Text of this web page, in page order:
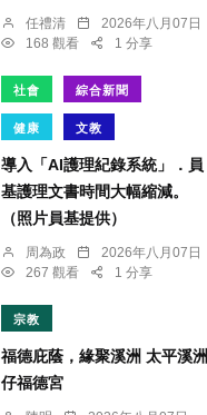
任禮清
2026年八月07日
168 觀看
1 分享
社會 綜合新聞
健康 文教
導入「AI護理紀錄系統」．員
基護理文書時間大幅縮減。
（照片員基提供）
周為政
2026年八月07日
267 觀看
1 分享
宗教
福德庇蔭，緣聚溪洲 太平溪洲
仔福德宮